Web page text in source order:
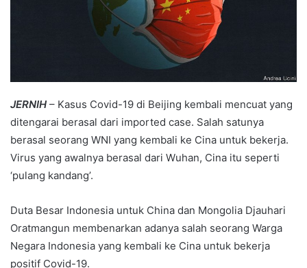
JERNIH – Kasus Covid-19 di Beijing kembali mencuat yang
ditengarai berasal dari imported case. Salah satunya
berasal seorang WNI yang kembali ke Cina untuk bekerja.
Virus yang awalnya berasal dari Wuhan, Cina itu seperti
‘pulang kandang’.
Duta Besar Indonesia untuk China dan Mongolia Djauhari
Oratmangun membenarkan adanya salah seorang Warga
Negara Indonesia yang kembali ke Cina untuk bekerja
positif Covid-19.